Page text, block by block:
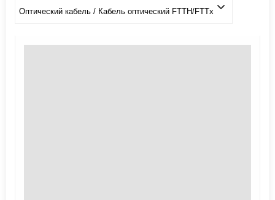
Оптический кабель / Кабель оптический FTTH/FTTx